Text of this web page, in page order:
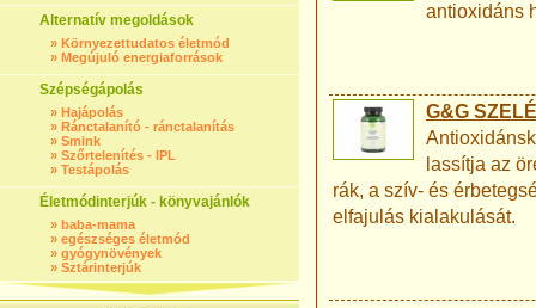
Alternatív megoldások
» Környezettudatos életmód
» Megújuló energiaforrások
Szépségápolás
» Hajápolás
» Ránctalanító - ránctalanítás
» Smink
» Szőrtelenítés - IPL
» Testápolás
Életmódinterjúk - könyvajánlók
» baba-mama
» egészséges életmód
» gyógynövények
» Sztárinterjúk
antioxidáns
G&G
lassítja az
rák, a szív- és
elfajulás kialakulását.